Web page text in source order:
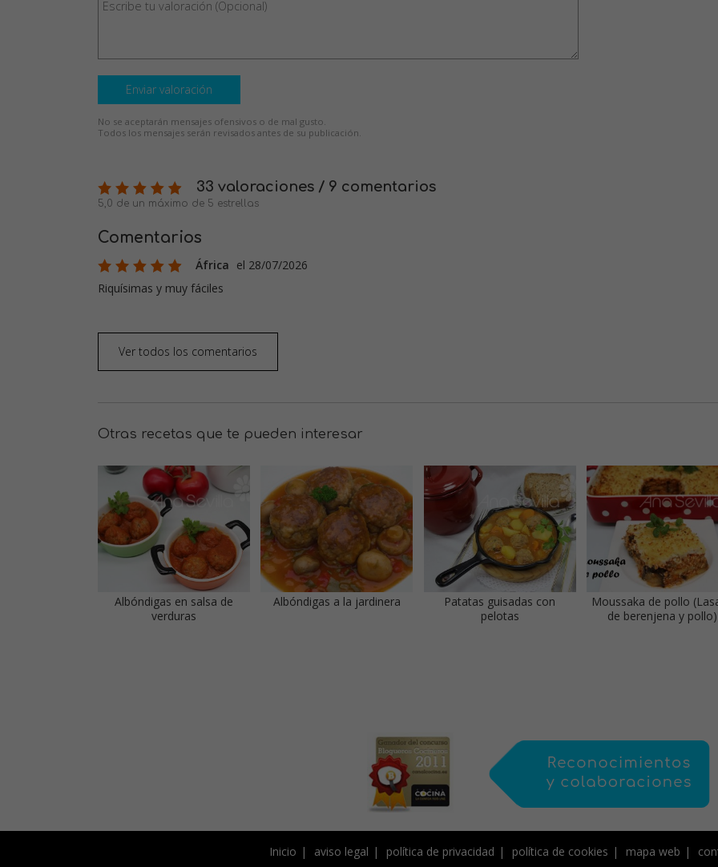
Enviar valoración
No se aceptarán mensajes ofensivos o de mal gusto.
Todos los mensajes serán revisados antes de su publicación.
33 valoraciones / 9 comentarios
5,0 de un máximo de 5 estrellas
Comentarios
África el 28/07/2026
Riquísimas y muy fáciles
Ver todos los comentarios
Otras recetas que te pueden interesar
Albóndigas en salsa de
verduras
Albóndigas a la jardinera
Patatas guisadas con
pelotas
Moussaka de pollo
de berenjena y pollo)
Inicio aviso legal política de privacidad política de cookies mapa web